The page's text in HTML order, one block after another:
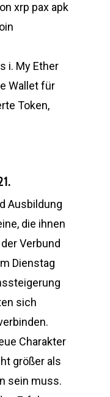
xrp pax apk
i. My Ether
Wallet für
Token,
Ausbildung
die ihnen
Verbund
Dienstag
sich
Charakter
größer als
sein muss.